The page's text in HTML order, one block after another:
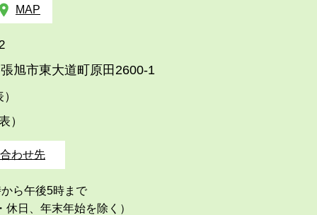
MAP
旭市東大道町原田2600-1
）
わせ先
ら午後5時まで
日、年末年始を除く）